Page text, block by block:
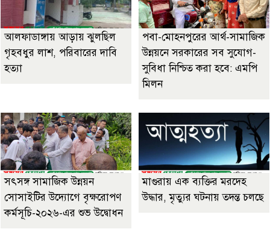
আলফাডাঙ্গায় আড়ায় ঝুলছিল
গৃহবধুর লাশ, পরিবারের দাবি
হত্যা
পবা-মোহনপুরের আর্থ-সামাজিক
উন্নয়নে সরকারের সব সুযোগ-
সুবিধা নিশ্চিত করা হবে: এমপি
মিলন
সৎসঙ্গ সামাজিক উন্নয়ন
সোসাইটির উদ্যোগে বৃক্ষরোপণ
কর্মসূচি-২০২৬-এর শুভ উদ্বোধন
মাগুরায় এক ব্যক্তির মরদেহ
উদ্ধার, মৃত্যুর ঘটনায় তদন্ত চলছে